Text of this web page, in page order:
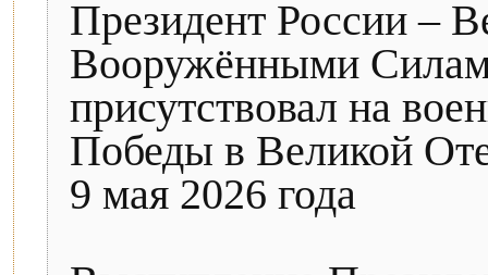
Президент России –
Вооружёнными
присутствовал на
Победы в Великой
9 мая 2026 года